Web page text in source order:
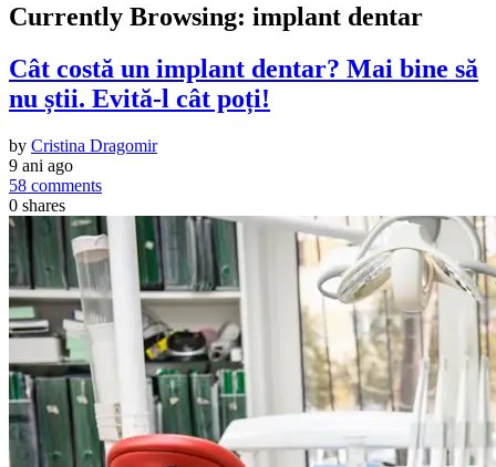
Currently Browsing: implant dentar
Cât costă un implant dentar? Mai bine să
nu știi. Evită-l cât poți!
by Cristina Dragomir
9 ani ago
58 comments
0 shares